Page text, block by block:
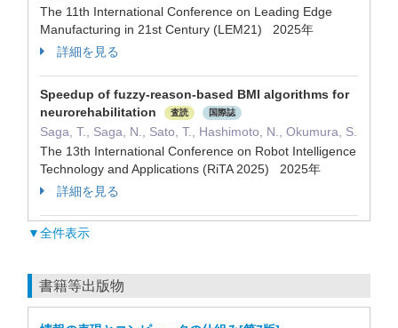
The 11th International Conference on Leading Edge
Manufacturing in 21st Century (LEM21) 2025年
詳細を見る
Speedup of fuzzy-reason-based BMI algorithms for
neurorehabilitation
査読 国際誌
Saga, T., Saga, N., Sato, T., Hashimoto, N., Okumura, S.
The 13th International Conference on Robot Intelligence
Technology and Applications (RiTA 2025) 2025年
詳細を見る
▼全件表示
書籍等出版物